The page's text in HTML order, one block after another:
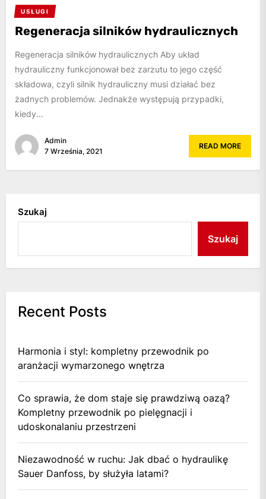
USŁUGI
Regeneracja silników hydraulicznych
Regeneracja silników hydraulicznych Aby układ
hydrauliczny funkcjonował bez zarzutu to jego część
składowa, czyli silnik hydrauliczny musi działać bez
żadnych problemów. Jednakże występują przypadki,
kiedy...
Admin
7 Września, 2021
READ MORE
Szukaj
Szukaj
Recent Posts
Harmonia i styl: kompletny przewodnik po
aranżacji wymarzonego wnętrza
Co sprawia, że dom staje się prawdziwą oazą?
Kompletny przewodnik po pielęgnacji i
udoskonalaniu przestrzeni
Niezawodność w ruchu: Jak dbać o hydraulikę
Sauer Danfoss, by służyła latami?